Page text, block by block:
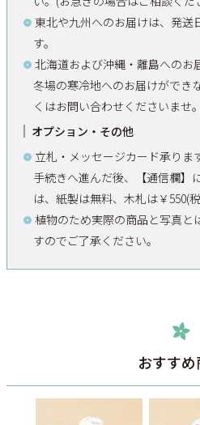
東北や九州へのお届けは、発送
す。
北海道および沖縄・離島へのお
冬場の寒冷地へのお届けができ
くはお問い合わせくださいませ。
オプション・その他
立札・メッセージカード承りま
手続きへ進んだ後、【通信欄】
は、紙製は無料、木札は￥550(
植物のため実際の商品と写真と
すのでご了承ください。
おすす